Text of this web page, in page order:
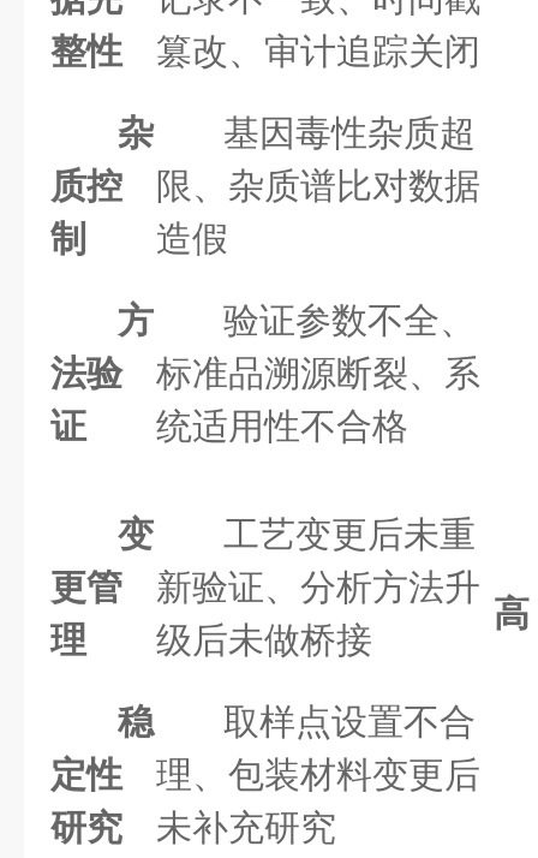
整性
篡改、审计追踪关闭
杂
质控
制
基因毒性杂质超
限、杂质谱比对数据
造假
方
法验
证
验证参数不全、
标准品溯源断裂、系
统适用性不合格
变
更管
理
工艺变更后未重
新验证、分析方法升
级后未做桥接
高
稳
定性
研究
取样点设置不合
理、包装材料变更后
未补充研究